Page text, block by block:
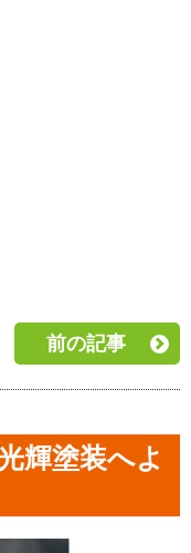
前の記事
輝塗装へよ